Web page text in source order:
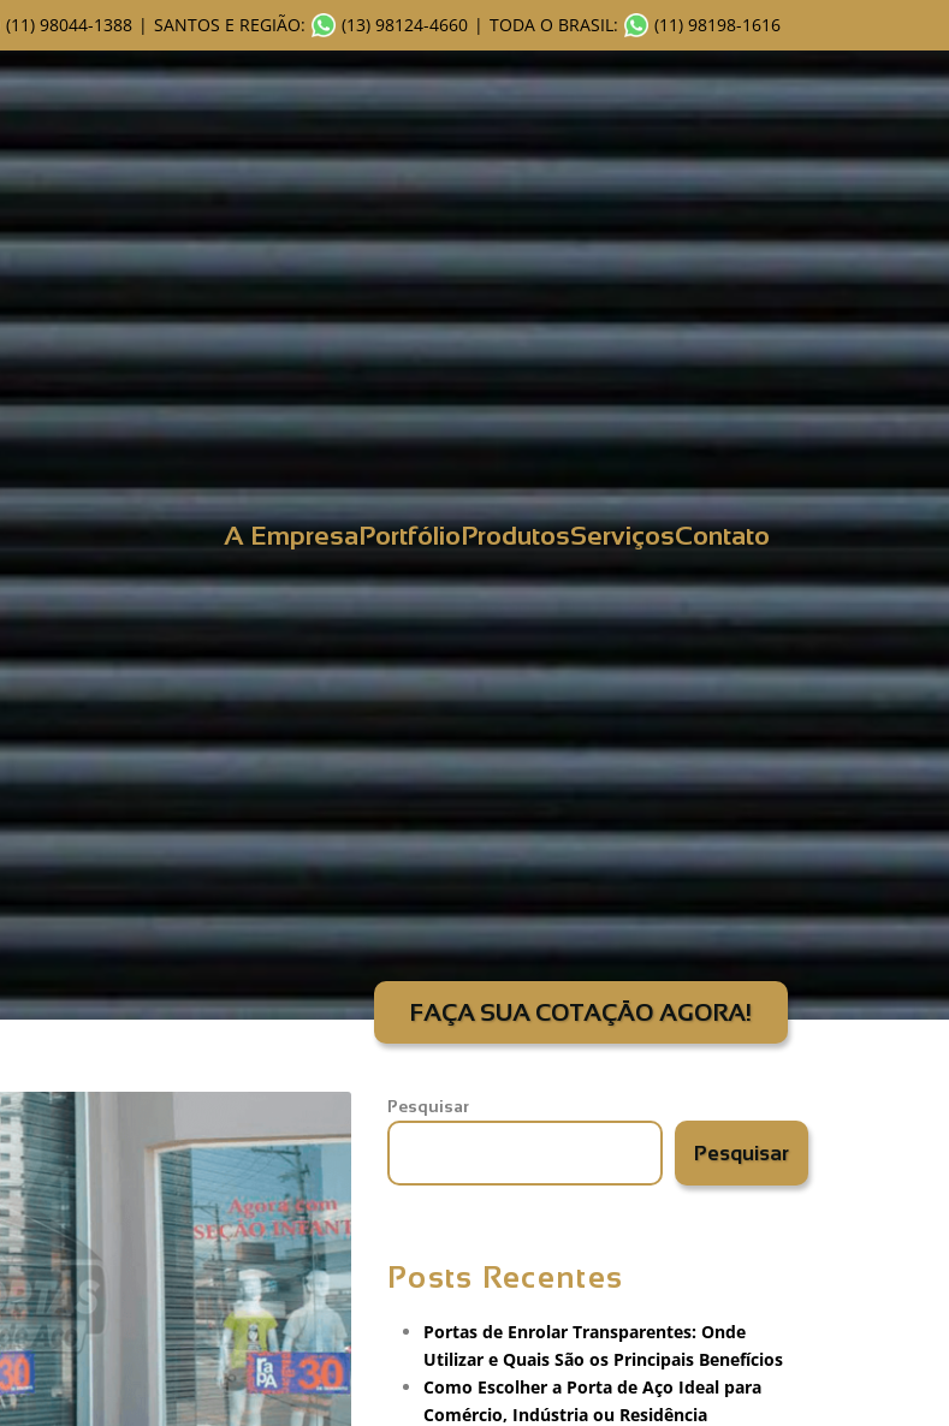
(11) 98044-1388 | SANTOS E REGIÃO: (13) 98124-4660 | TODA O BRASIL: (11) 98198-1616
A EmpresaPortfólioProdutosServiçosContato
FAÇA SUA COTAÇÃO AGORA!
Pesquisar
Pesquisar
Posts Recentes
Portas de Enrolar Transparentes: Onde
Utilizar e Quais São os Principais Benefícios
Como Escolher a Porta de Aço Ideal para
Comércio, Indústria ou Residência